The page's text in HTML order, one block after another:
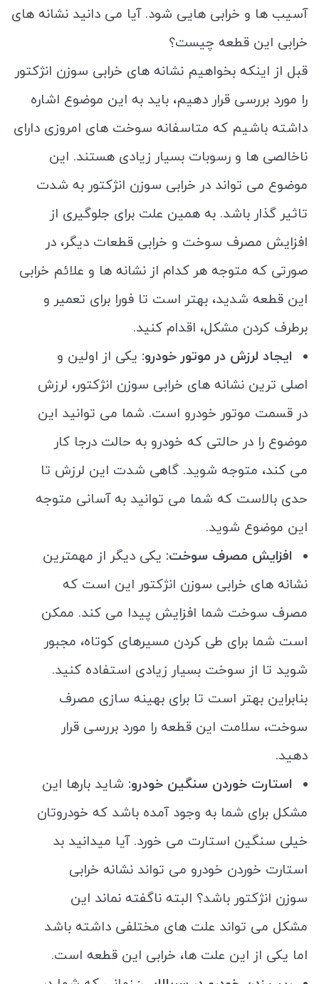
آسیب ها و خرابی هایی شود. آیا می دانید نشانه های
خرابی این قطعه چیست؟
قبل از اینکه بخواهیم نشانه های خرابی سوزن انژکتور
را مورد بررسی قرار دهیم، باید به این موضوع اشاره
داشته باشیم که متاسفانه سوخت های امروزی دارای
ناخالصی ها و رسوبات بسیار زیادی هستند. این
موضوع می تواند در خرابی سوزن انژکتور به شدت
تاثیر گذار باشد. به همین علت برای جلوگیری از
افزایش مصرف سوخت و خرابی قطعات دیگر، در
صورتی که متوجه هر کدام از نشانه ها و علائم خرابی
این قطعه شدید، بهتر است تا فورا برای تعمیر و
برطرف کردن مشکل، اقدام کنید.
ایجاد لرزش در موتور خودرو: یکی از اولین و
اصلی ترین نشانه های خرابی سوزن انژکتور، لرزش
در قسمت موتور خودرو است. شما می توانید این
موضوع را در حالتی که خودرو به حالت درجا کار
می کند، متوجه شوید. گاهی شدت این لرزش تا
حدی بالاست که شما می توانید به آسانی متوجه
این موضوع شوید.
افزایش مصرف سوخت: یکی دیگر از مهمترین
نشانه های خرابی سوزن انژکتور این است که
مصرف سوخت شما افزایش پیدا می کند. ممکن
است شما برای طی کردن مسیرهای کوتاه، مجبور
شوید تا از سوخت بسیار زیادی استفاده کنید.
بنابراین بهتر است تا برای بهینه سازی مصرف
سوخت، سلامت این قطعه را مورد بررسی قرار
دهید.
استارت خوردن سنگین خودرو: شاید بارها این
مشکل برای شما به وجود آمده باشد که خودروتان
خیلی سنگین استارت می خورد. آیا میدانید بد
استارت خوردن خودرو می تواند نشانه خرابی
سوزن انژکتور باشد؟ البته ناگفته نماند این
مشکل می تواند علت های مختلفی داشته باشد
اما یکی از این علت ها، خرابی این قطعه است.